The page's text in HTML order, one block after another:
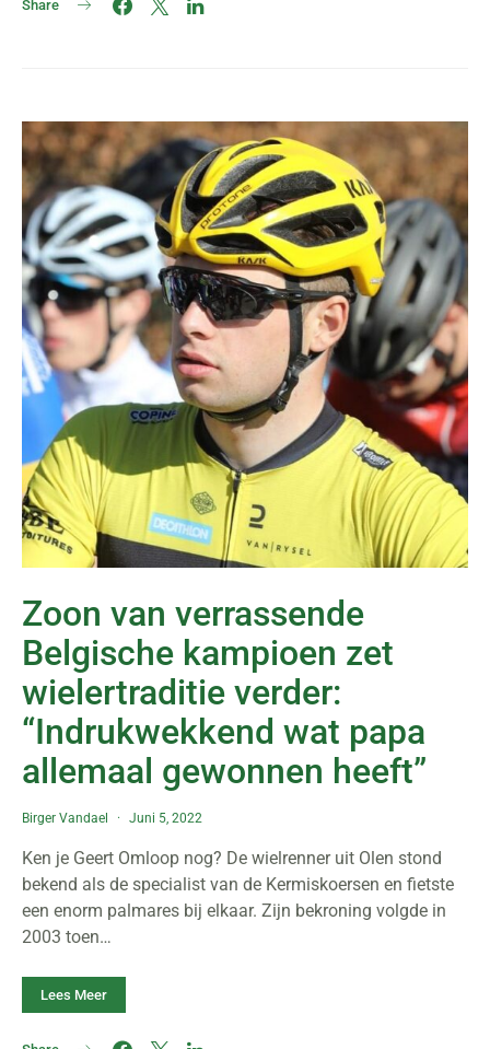
Share
Zoon van verrassende
Belgische kampioen zet
wielertraditie verder:
“Indrukwekkend wat papa
allemaal gewonnen heeft”
Birger Vandael Juni 5, 2022
Ken je Geert Omloop nog? De wielrenner uit Olen stond
bekend als de specialist van de Kermiskoersen en fietste
een enorm palmares bij elkaar. Zijn bekroning volgde in
2003 toen…
Lees Meer